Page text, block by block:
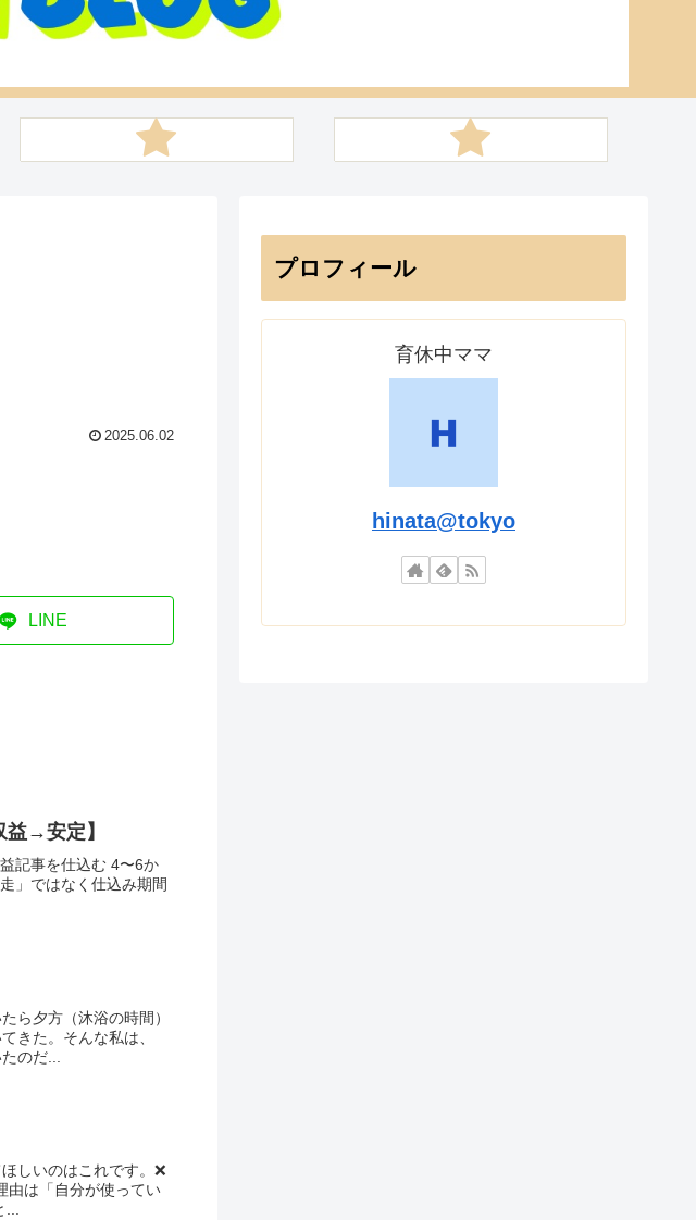
2025.06.02
LINE
益→安定】
記事を仕込む 4〜6か
」ではなく仕込み期間
ら夕方（沐浴の時間）
きた。そんな私は、
のだ...
しいのはこれです。❌
由は「自分が使ってい
...
プロフィール
育休中ママ
hinata@tokyo